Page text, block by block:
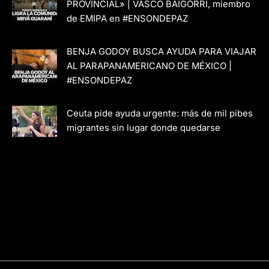
PROVINCIAL» | VASCO BAIGORRI, miembro
de EMIPA en #ENSONDEPAZ
BENJA GODOY BUSCA AYUDA PARA VIAJAR
AL PARAPANAMERICANO DE MÉXICO |
#ENSONDEPAZ
Ceuta pide ayuda urgente: más de mil pibes
migrantes sin lugar donde quedarse